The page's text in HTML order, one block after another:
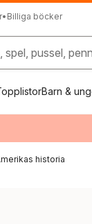
• Billiga böcker
spel, pussel,
Barn &
historia